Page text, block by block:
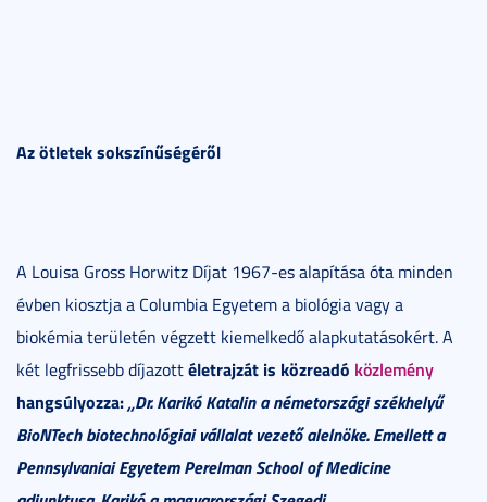
Az ötletek sokszínűségéről
A Louisa Gross Horwitz Díjat 1967-es alapítása óta minden
évben kiosztja a Columbia Egyetem a biológia vagy a
biokémia területén végzett kiemelkedő alapkutatásokért. A
két legfrissebb díjazottéletrajzát is közreadó közlemény
hangsúlyozza:„Dr. Karikó Katalin a németországi székhelyű
BioNTech biotechnológiai vállalat vezető alelnöke. Emellett a
Pennsylvaniai Egyetem Perelman School of Medicine